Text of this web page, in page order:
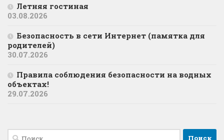
Летняя гостиная
03.08.2026
Безопасность в сети Интернет (памятка для
родителей)
30.07.2026
Правила соблюдения безопасности на водных
объектах!
29.07.2026
Найти: